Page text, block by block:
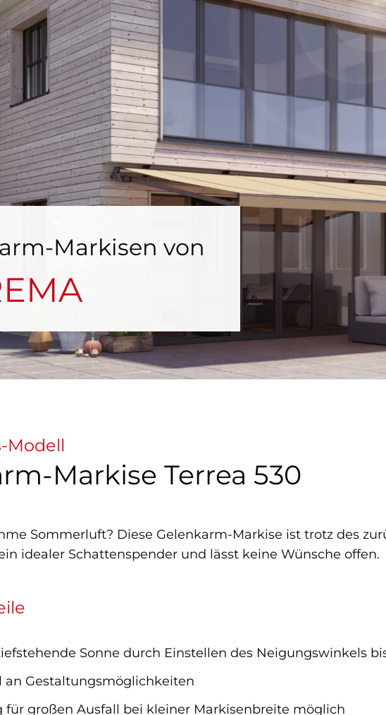
Markisen von
Modell
Markise Terrea 530
Sommerluft? Diese Gelenkarm-Markise ist trotz des
idealer Schattenspender und lässt keine Wünsche offen.
Sonne durch Einstellen des Neigungswinkels
an Gestaltungsmöglichkeiten
für großen Ausfall bei kleiner Markisenbreite möglich